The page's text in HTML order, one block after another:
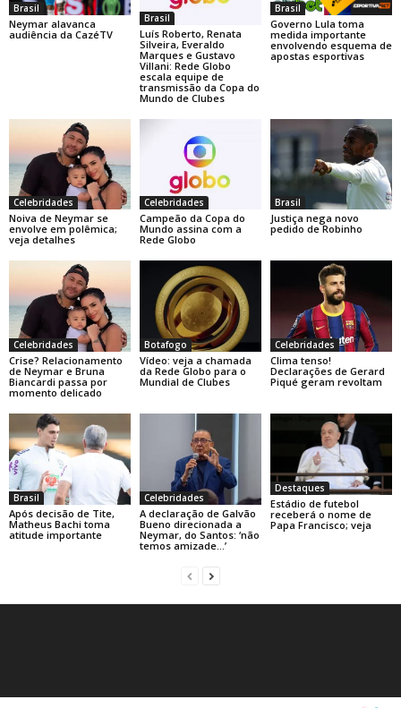
Brasil
Neymar alavanca
audiência da CazéTV
Brasil
Luís Roberto, Renata
Silveira, Everaldo
Marques e Gustavo
Villani: Rede Globo
escala equipe de
transmissão da Copa do
Mundo de Clubes
Brasil
Governo Lula toma
medida importante
envolvendo esquema de
apostas esportivas
Celebridades
Noiva de Neymar se
envolve em polêmica;
veja detalhes
Celebridades
Campeão da Copa do
Mundo assina com a
Rede Globo
Brasil
Justiça nega novo
pedido de Robinho
Celebridades
Crise? Relacionamento
de Neymar e Bruna
Biancardi passa por
momento delicado
Botafogo
Vídeo: veja a chamada
da Rede Globo para o
Mundial de Clubes
Celebridades
Clima tenso!
Declarações de Gerard
Piqué geram revoltam
Brasil
Após decisão de Tite,
Matheus Bachi toma
atitude importante
Celebridades
A declaração de Galvão
Bueno direcionada a
Neymar, do Santos: ‘não
temos amizade…’
Destaques
Estádio de futebol
receberá o nome de
Papa Francisco; veja